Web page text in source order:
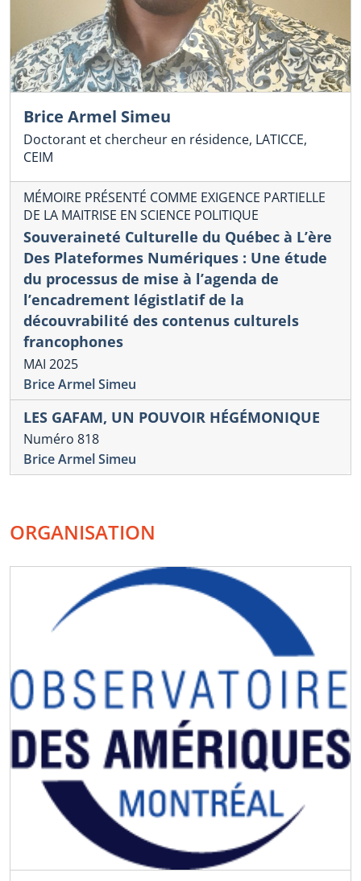
Brice Armel Simeu
Doctorant et chercheur en résidence, LATICCE,
CEIM
MÉMOIRE PRÉSENTÉ COMME EXIGENCE PARTIELLE
DE LA MAITRISE EN SCIENCE POLITIQUE
Souveraineté Culturelle du Québec à L’ère
Des Plateformes Numériques : Une étude
du processus de mise à l’agenda de
l’encadrement légistlatif de la
découvrabilité des contenus culturels
francophones
MAI 2025
Brice Armel Simeu
LES GAFAM, UN POUVOIR HÉGÉMONIQUE
Numéro 818
Brice Armel Simeu
ORGANISATION